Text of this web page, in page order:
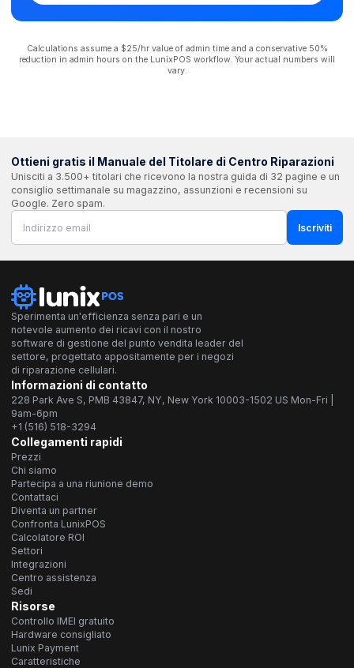
Calculations assume a $25/hr value of admin time and a conservative 50%
reduction in admin hours on the LunixPOS workflow. Your actual numbers will
vary.
Ottieni gratis il Manuale del Titolare di Centro Riparazioni
Unisciti a 3.500+ titolari che ricevono la nostra guida di 32 pagine e un
consiglio settimanale su magazzino, assunzioni e recensioni su
Google. Zero spam.
Iscriviti
Sperimenta un'efficienza senza pari e un
notevole aumento dei ricavi con il nostro
software di gestione del punto vendita leader del
settore, progettato appositamente per i negozi
di riparazione cellulari.
Informazioni di contatto
228 Park Ave S, PMB 43847, NY, New York 10003-1502 US Mon-Fri |
9am-6pm
+1 (516) 518-3294
Collegamenti rapidi
Prezzi
Chi siamo
Partecipa a una riunione demo
Contattaci
Diventa un partner
Confronta LunixPOS
Calcolatore ROI
Settori
Integrazioni
Centro assistenza
Sedi
Risorse
Controllo IMEI gratuito
Hardware consigliato
Lunix Payment
Caratteristiche